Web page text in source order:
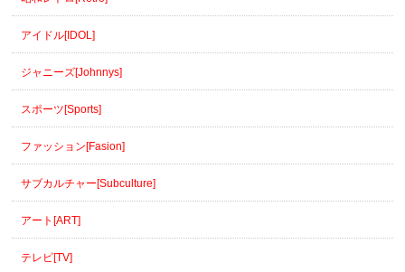
アイドル[IDOL]
ジャニーズ[Johnnys]
スポーツ[Sports]
ファッション[Fasion]
サブカルチャー[Subculture]
アート[ART]
テレビ[TV]